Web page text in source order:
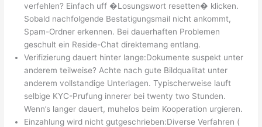
verfehlen? Einfach uff �Losungswort resetten� klicken.
Sobald nachfolgende Bestatigungsmail nicht ankommt,
Spam-Ordner erkennen. Bei dauerhaften Problemen
geschult ein Reside-Chat direktemang entlang.
Verifizierung dauert hinter lange:Dokumente suspekt unter
anderem teilweise? Achte nach gute Bildqualitat unter
anderem vollstandige Unterlagen. Typischerweise lauft
selbige KYC-Prufung innerer bei twenty two Stunden.
Wenn’s langer dauert, muhelos beim Kooperation urgieren.
Einzahlung wird nicht gutgeschrieben:Diverse Verfahren (